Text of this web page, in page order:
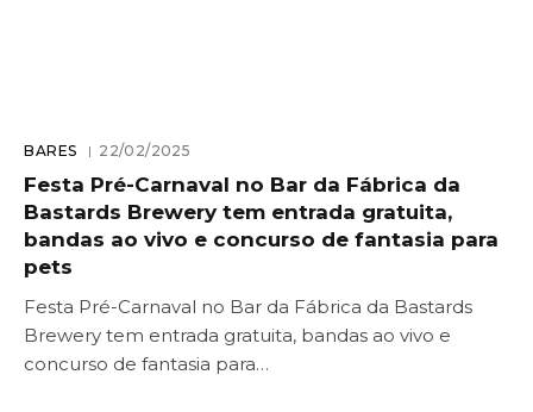
BARES 22/02/2025
Festa Pré-Carnaval no Bar da Fábrica da
Bastards Brewery tem entrada gratuita,
bandas ao vivo e concurso de fantasia para
pets
Festa Pré-Carnaval no Bar da Fábrica da Bastards
Brewery tem entrada gratuita, bandas ao vivo e
concurso de fantasia para…